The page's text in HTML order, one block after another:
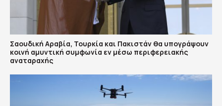
Σαουδική Αραβία, Τουρκία και Πακιστάν θα υπογράψουν
κοινή αμυντική συμφωνία εν μέσω περιφερειακής
αναταραχής